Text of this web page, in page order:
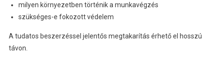
milyen környezetben történik a munkavégzés
szükséges-e fokozott védelem
A tudatos beszerzéssel jelentős megtakarítás érhető el hosszú
távon.